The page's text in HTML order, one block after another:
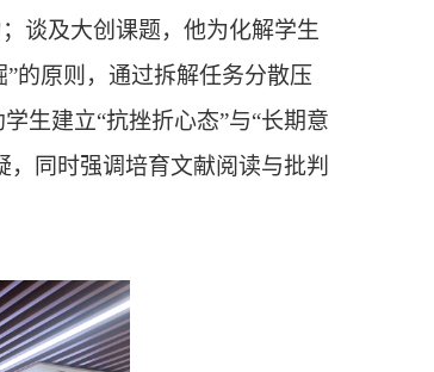
谈及大创课题，他为化解学生
的原则，通过拆解任务分散压
生建立“抗挫折心态”与“长期意
同时强调培育文献阅读与批判